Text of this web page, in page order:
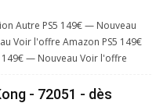
Autre PS5 149€ — Nouveau
Voir l'offre Amazon PS5 149€
— Nouveau Voir l'offre
- 72051 - dès